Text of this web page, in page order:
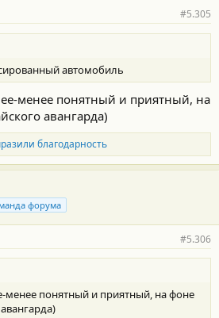
#5.305
автомобиль
менее понятный и приятный, на
авангарда)
благодарность
форума
#5.306
менее понятный и приятный, на фоне